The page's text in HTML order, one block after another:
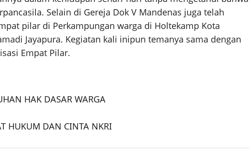
Selain di Gereja Dok V Mandenas juga telah
pilar di Perkampungan warga di Holtekamp Kota
Jayapura. Kegiatan kali inipun temanya sama dengan
Empat Pilar.
HAK DASAR WARGA
HUKUM DAN CINTA NKRI